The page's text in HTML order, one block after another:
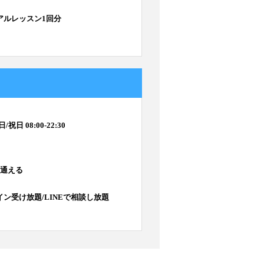
ルレッスン1回分
/祝日 08:00-22:30
える
ン受け放題/LINEで相談し放題